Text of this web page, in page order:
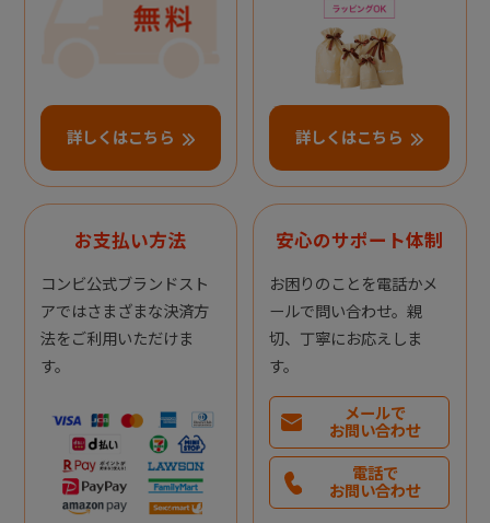
詳しくはこちら 詳しくはこちら
お支払い方法
コンビ公式ブランドスト
アではさまざまな決済方
法をご利用いただけま
す。
安心のサポート体制
お困りのことを電話かメ
ールで問い合わせ。親
切、丁寧にお応えしま
す。
メールで
お問い合わせ
電話で
お問い合わせ